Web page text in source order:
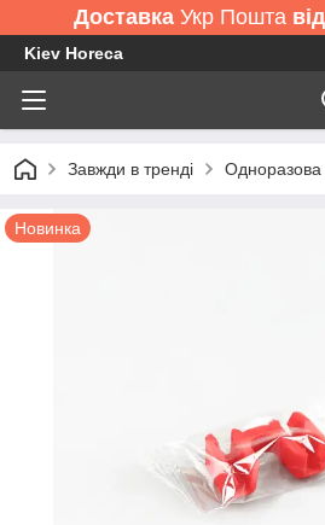
ДоставкаУкр Пошта
Kiev Horeca
Завжди в тренді Одноразова
Новинка